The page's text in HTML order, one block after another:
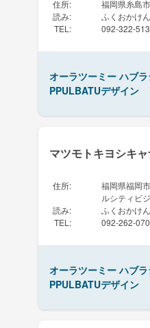
住所:
福岡県糸島
読み:
ふくおかけ
TEL : 092-322-
オーラツーミー ハブ
PPULBATUデザイン
マツモトキヨシキ
住所:
福岡県福岡
ルシティビ
読み:
ふくおかけ
TEL : 092-262-
オーラツーミー ハブ
PPULBATUデザイン